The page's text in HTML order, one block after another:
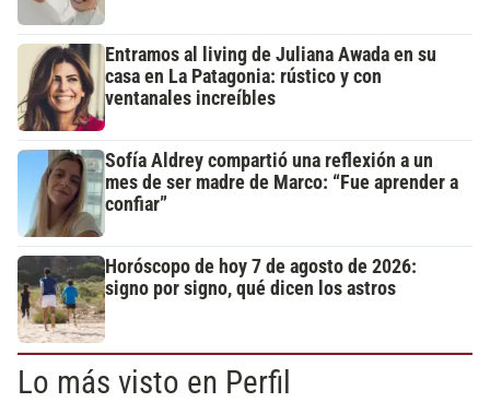
Entramos al living de Juliana Awada en su
casa en La Patagonia: rústico y con
ventanales increíbles
Sofía Aldrey compartió una reflexión a un
mes de ser madre de Marco: “Fue aprender a
confiar”
Horóscopo de hoy 7 de agosto de 2026:
signo por signo, qué dicen los astros
Lo más visto en Perfil